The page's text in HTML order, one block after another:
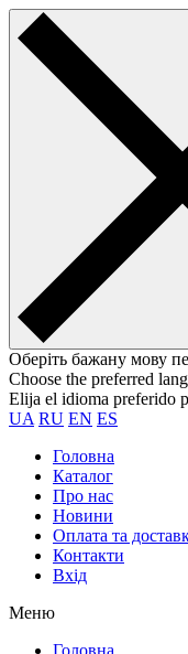
Оберіть бажану мову
Choose the preferred
Elija el idioma preferido
UA RU EN ES
Головна
Каталог
Про нас
Новини
Оплата та
Контакти
Вхiд
Меню
Головна